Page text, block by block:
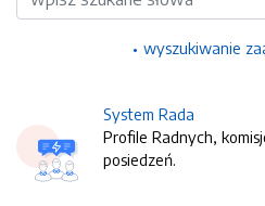
wyszukiwanie
System Rada
Profile Radnych,
posiedzeń.